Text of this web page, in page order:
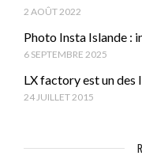
2 AOÛT 2022
Photo Insta Islande :
6 SEPTEMBRE 2025
LX factory est un des
24 JUILLET 2015